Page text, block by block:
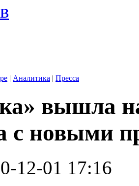
| Аналитика | Пресса
вышла
с новыми
12-01 17:16